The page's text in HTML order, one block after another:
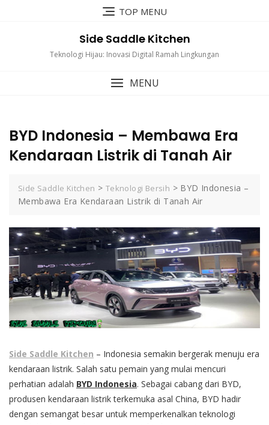
TOP MENU
Side Saddle Kitchen
Teknologi Hijau: Inovasi Digital Ramah Lingkungan
MENU
BYD Indonesia – Membawa Era
Kendaraan Listrik di Tanah Air
Side Saddle Kitchen > Teknologi Bersih > BYD Indonesia –
Membawa Era Kendaraan Listrik di Tanah Air
Side Saddle Kitchen – Indonesia semakin bergerak menuju era
kendaraan listrik. Salah satu pemain yang mulai mencuri
perhatian adalah BYD Indonesia. Sebagai cabang dari BYD,
produsen kendaraan listrik terkemuka asal China, BYD hadir
dengan semangat besar untuk memperkenalkan teknologi